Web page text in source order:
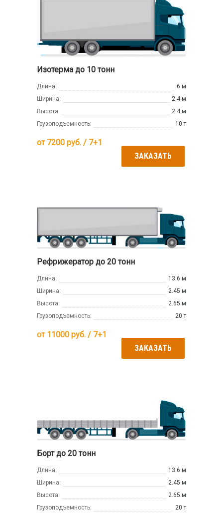
Изотерма до 10 тонн
Длина:
6 м
Ширина:
2.4 м
Высота:
2.4 м
Грузоподъемность:
10 т
от 7200 руб. / 7+1
ЗАКАЗАТЬ
Рефрижератор до 20 тонн
Длина:
13.6 м
Ширина:
2.45 м
Высота:
2.65 м
Грузоподъемность:
20 т
от 11000 руб. / 7+1
ЗАКАЗАТЬ
Борт до 20 тонн
Длина:
13.6 м
Ширина:
2.45 м
Высота:
2.65 м
Грузоподъемность:
20 т